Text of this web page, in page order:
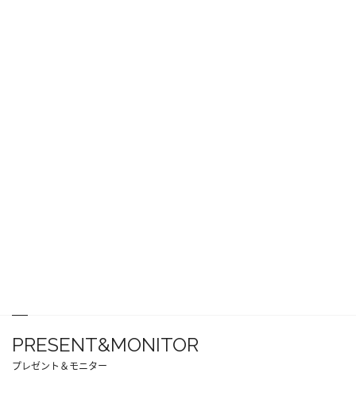
PRESENT&MONITOR
プレゼント＆モニター